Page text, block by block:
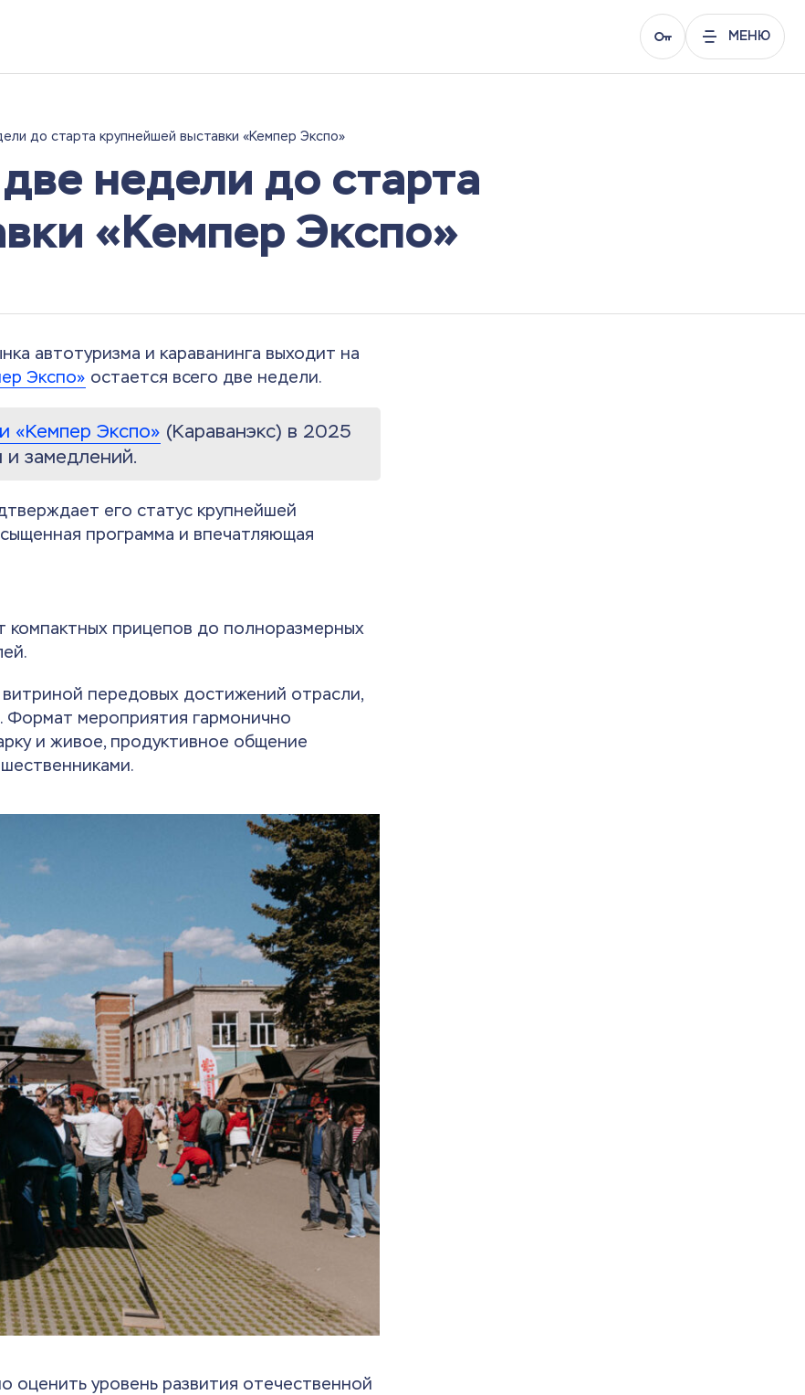
МЕНЮ
до старта крупнейшей выставки «Кемпер Экспо»
недели до старта
«Кемпер Экспо»
автотуризма и караванинга выходит на
Экспо» остается всего две недели.
«Кемпер Экспо» (Караванэкс) в 2025
и замедлений.
его статус крупнейшей
программа и впечатляющая
компактных прицепов до полноразмерных
передовых достижений отрасли,
Формат мероприятия гармонично
и живое, продуктивное общение
оценить уровень развития отечественной